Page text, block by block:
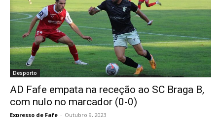
Desporto
AD Fafe empata na receção ao SC Braga B,
com nulo no marcador (0-0)
Expresso de Fafe - Outubro 9, 2023